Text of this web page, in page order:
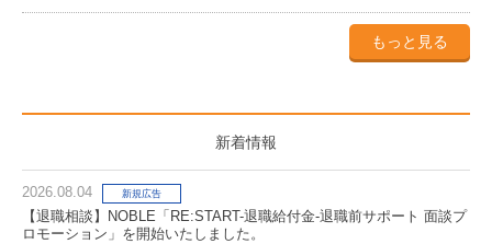
もっと見る
新着情報
2026.08.04 新規広告
【退職相談】NOBLE「RE:START-退職給付金-退職前サポート 面談プ
ロモーション」を開始いたしました。